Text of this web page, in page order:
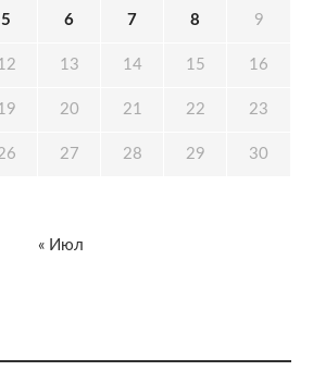
5 6 7 8 9
13 14 15 16
20 21 22 23
27 28 29 30
« Июл